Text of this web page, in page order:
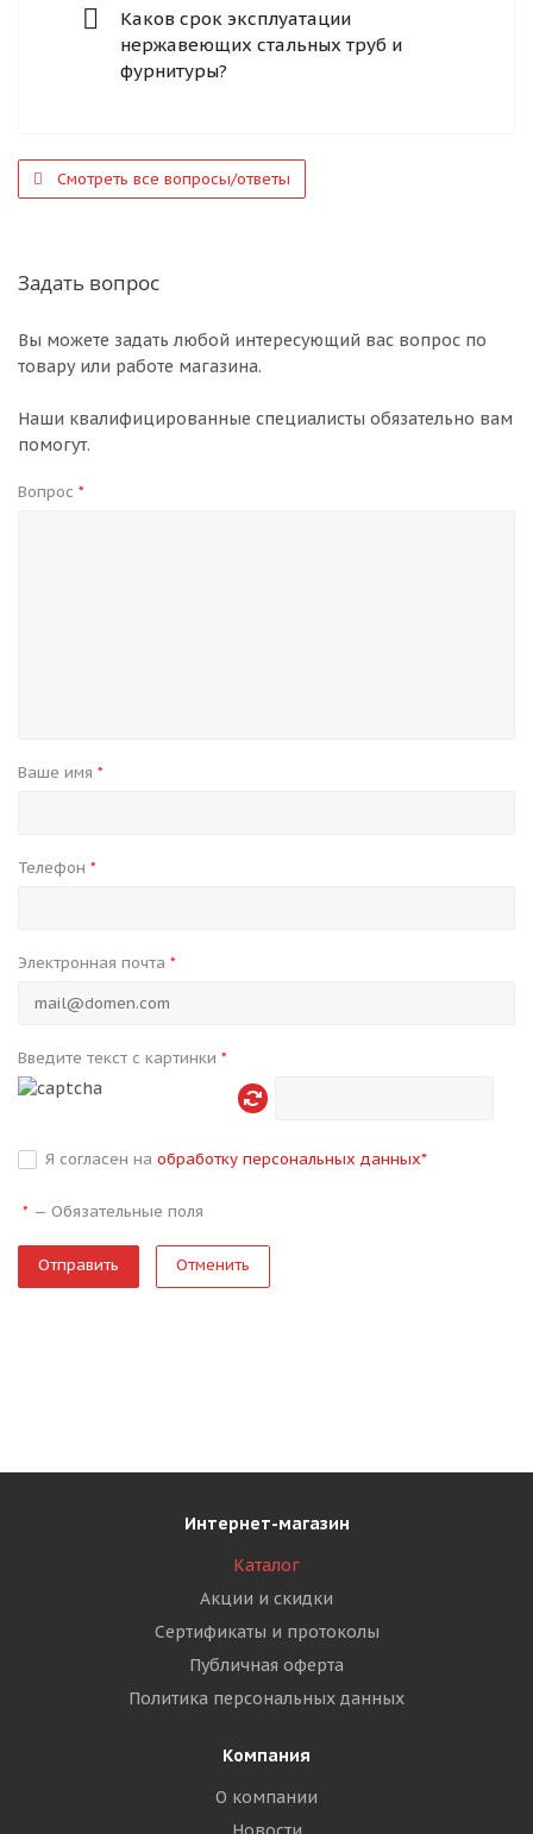
Каков срок эксплуатации
нержавеющих стальных труб и
фурнитуры?
Смотреть все вопросы/ответы
Задать вопрос
Вы можете задать любой интересующий вас вопрос по
товару или работе магазина.
Наши квалифицированные специалисты обязательно вам
помогут.
Вопрос *
Ваше имя *
Телефон *
Электронная почта *
Введите текст с картинки *
Я согласен на обработку персональных данных*
* — Обязательные поля
Отменить
Интернет-магазин
Каталог
Акции и скидки
Сертификаты и протоколы
Публичная оферта
Политика персональных данных
Компания
О компании